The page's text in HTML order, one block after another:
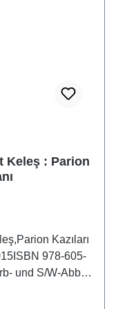
Keleş : Parion
Kazıları
978-605-
und S/W-Abb.,